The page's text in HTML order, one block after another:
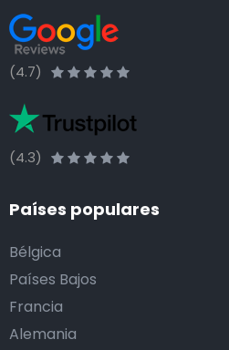
(4.7)
(4.3)
Países populares
Bélgica
Países Bajos
Francia
Alemania